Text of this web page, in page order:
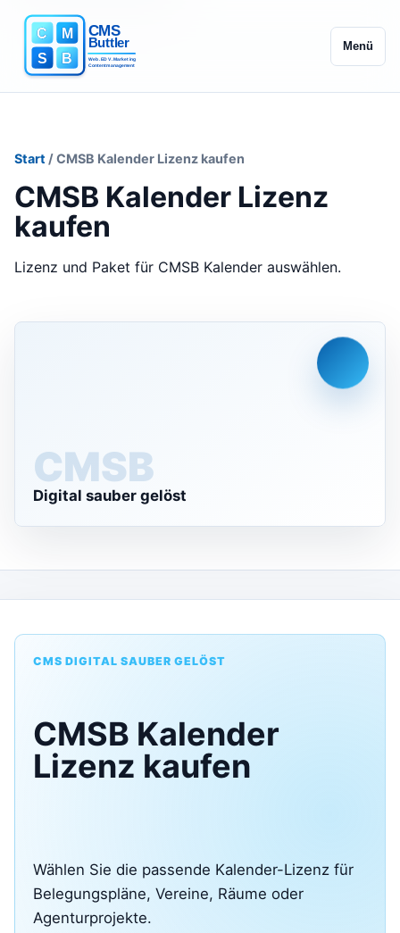
Menü
Start / CMSB Kalender Lizenz kaufen
CMSB Kalender Lizenz
kaufen
Lizenz und Paket für CMSB Kalender auswählen.
CMS
Digital sauber gelöst
CMS DIGITAL SAUBER GELÖST
CMSB Kalender
Lizenz kaufen
Wählen Sie die passende Kalender-Lizenz für
Belegungspläne, Vereine, Räume oder
Agenturprojekte.